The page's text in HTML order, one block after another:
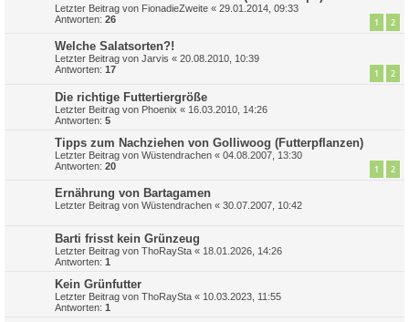
Letzter Beitrag von FionadieZweite « 29.01.2014, 09:33
Antworten: 26 1 2
Welche Salatsorten?!
Letzter Beitrag von Jarvis « 20.08.2010, 10:39
Antworten: 17 1 2
Die richtige Futtertiergröße
Letzter Beitrag von Phoenix « 16.03.2010, 14:26
Antworten: 5
Tipps zum Nachziehen von Golliwoog (Futterpflanzen)
Letzter Beitrag von Wüstendrachen « 04.08.2007, 13:30
Antworten: 20 1 2
Ernährung von Bartagamen
Letzter Beitrag von Wüstendrachen « 30.07.2007, 10:42
Barti frisst kein Grünzeug
Letzter Beitrag von ThoRaySta « 18.01.2026, 14:26
Antworten: 1
Kein Grünfutter
Letzter Beitrag von ThoRaySta « 10.03.2023, 11:55
Antworten: 1